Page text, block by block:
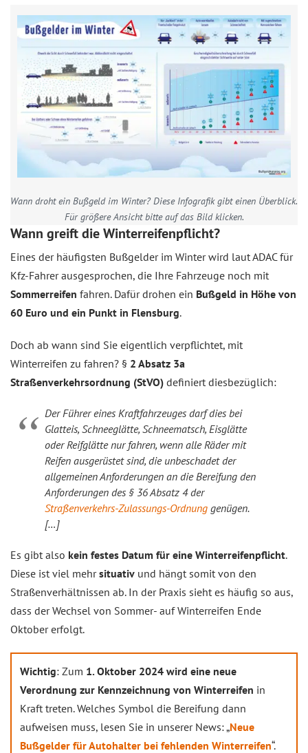
Wann droht ein Bußgeld im Winter? Diese Infografik gibt einen Überblick.
Für größere Ansicht bitte auf das Bild klicken.
Wann greift die Winterreifenpflicht?
Eines der häufigsten Bußgelder im Winter wird laut ADAC für
Kfz-Fahrer ausgesprochen, die Ihre Fahrzeuge noch mit
Sommerreifen fahren. Dafür drohen ein Bußgeld in Höhe von
60 Euro und ein Punkt in Flensburg.
Doch ab wann sind Sie eigentlich verpflichtet, mit
Winterreifen zu fahren? § 2 Absatz 3a
Straßenverkehrsordnung (StVO) definiert diesbezüglich:
Der Führer eines Kraftfahrzeuges darf dies bei
Glatteis, Schneeglätte, Schneematsch, Eisglätte
oder Reifglätte nur fahren, wenn alle Räder mit
Reifen ausgerüstet sind, die unbeschadet der
allgemeinen Anforderungen an die Bereifung den
Anforderungen des § 36 Absatz 4 der
Straßenverkehrs-Zulassungs-Ordnung genügen.
[…]
Es gibt also kein festes Datum für eine Winterreifenpflicht.
Diese ist viel mehrsituativ und hängt somit von den
Straßenverhältnissen ab. In der Praxis sieht es häufig so aus,
dass der Wechsel von Sommer- auf Winterreifen Ende
Oktober erfolgt.
Wichtig: Zum 1. Oktober 2024 wird eine neue
Verordnung zur Kennzeichnung von Winterreifen in
Kraft treten. Welches Symbol die Bereifung dann
aufweisen muss, lesen Sie in unserer News: „Neue
Bußgelder für Autohalter bei fehlenden Winterreifen“.